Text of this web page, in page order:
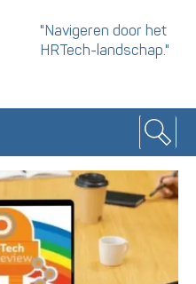
"Navigeren door het
HRTech-landschap."